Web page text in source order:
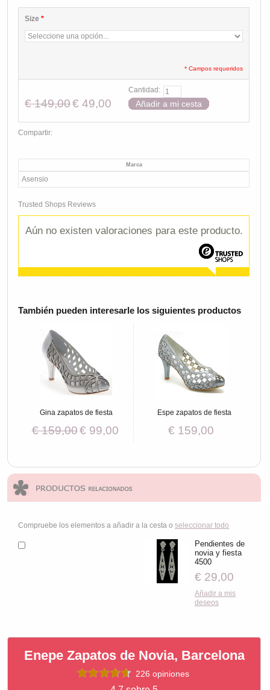
Size *
* Campos requeridos
€ 149,00€ 49,00
Cantidad:
Añadir a mi cesta
Compartir:
Marca
Asensio
Trusted Shops Reviews
Aún no existen valoraciones para este producto.
También pueden interesarle los siguientes productos
Gina zapatos de fiesta
€ 159,00€ 99,00
Espe zapatos de fiesta
€ 159,00
Compruebe los elementos a añadir a la cesta o seleccionar todo
Pendientes de
novia y fiesta
4500
€ 29,00
Añadir a mis
deseos
Enepe Zapatos de Novia, Barcelona
226 opiniones